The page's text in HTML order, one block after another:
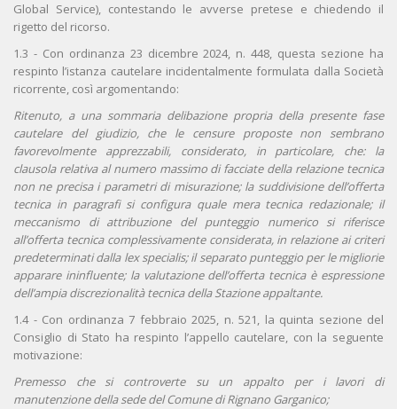
Global Service), contestando le avverse pretese e chiedendo il
rigetto del ricorso.
1.3 - Con ordinanza 23 dicembre 2024, n. 448, questa sezione ha
respinto l’istanza cautelare incidentalmente formulata dalla Società
ricorrente, così argomentando:
Ritenuto, a una sommaria delibazione propria della presente fase
cautelare del giudizio, che le censure proposte non sembrano
favorevolmente apprezzabili, considerato, in particolare, che: la
clausola relativa al numero massimo di facciate della relazione tecnica
non ne precisa i parametri di misurazione; la suddivisione dell’offerta
tecnica in paragrafi si configura quale mera tecnica redazionale; il
meccanismo di attribuzione del punteggio numerico si riferisce
all’offerta tecnica complessivamente considerata, in relazione ai criteri
predeterminati dalla lex specialis; il separato punteggio per le migliorie
apparare ininfluente; la valutazione dell’offerta tecnica è espressione
dell’ampia discrezionalità tecnica della Stazione appaltante.
1.4 - Con ordinanza 7 febbraio 2025, n. 521, la quinta sezione del
Consiglio di Stato ha respinto l’appello cautelare, con la seguente
motivazione:
Premesso che si controverte su un appalto per i lavori di
manutenzione della sede del Comune di Rignano Garganico;